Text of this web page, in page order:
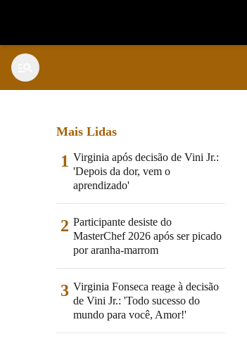
Mais Lidas
1 Virginia após decisão de Vini Jr.:
'Depois da dor, vem o
aprendizado'
2 Participante desiste do
MasterChef 2026 após ser picado
por aranha-marrom
3 Virginia Fonseca reage à decisão
de Vini Jr.: 'Todo sucesso do
mundo para você, Amor!'